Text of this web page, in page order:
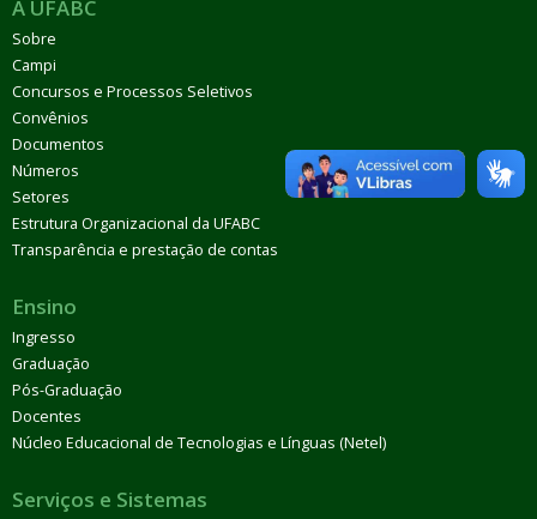
A UFABC
Sobre
Campi
Concursos e Processos Seletivos
Convênios
Documentos
Números
Setores
Estrutura Organizacional da UFABC
Transparência e prestação de contas
Ensino
Ingresso
Graduação
Pós-Graduação
Docentes
Núcleo Educacional de Tecnologias e Línguas (Netel)
Serviços e Sistemas